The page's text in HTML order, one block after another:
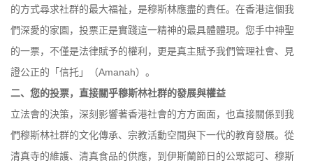
的方式尋求社群的最大福祉，是穆斯林應盡的責任。在香港這個我
們深愛的家園，投票正是實踐這一精神的最具體體現。您手中神聖
的一票，不僅是法律賦予的權利，更是真主賦予我們管理社會、見
證公正的「信托」（Amanah）。
二、您的投票，直接關乎穆斯林社群的發展與權益
立法會的決策，深刻影響著香港社會的方方面面，也直接關係到我
們穆斯林社群的文化傳承、宗教活動空間與下一代的教育發展。從
清真寺的維護、清真食品的供應，到伊斯蘭節日的公眾認可、穆斯